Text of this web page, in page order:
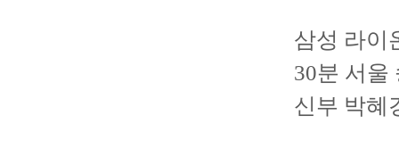
삼성 라이
30분 서울
신부 박혜